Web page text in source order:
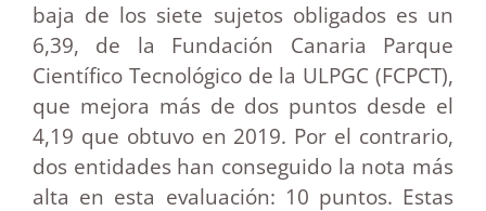
baja de los siete sujetos obligados es un
6,39, de la Fundación Canaria Parque
Científico Tecnológico de la ULPGC (FCPCT),
que mejora más de dos puntos desde el
4,19 que obtuvo en 2019. Por el contrario,
dos entidades han conseguido la nota más
alta en esta evaluación: 10 puntos. Estas